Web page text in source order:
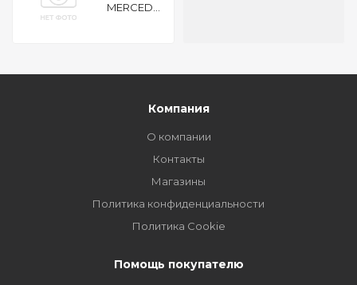
MERCEDES
Компания
О компании
Контакты
Магазины
Политика конфиденциальности
Политика Cookie
Помощь покупателю